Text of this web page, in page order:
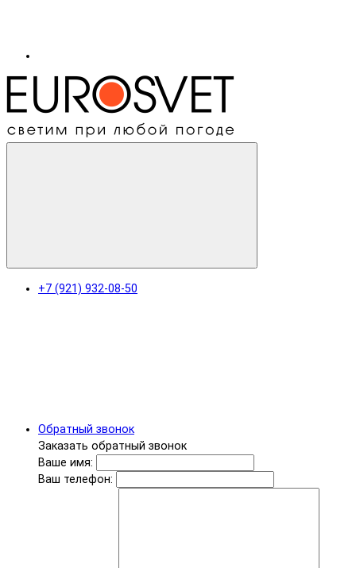
+7 (921) 932-08-50
Обратный звонок
Заказать обратный звонок
Ваше имя:
Ваш телефон: